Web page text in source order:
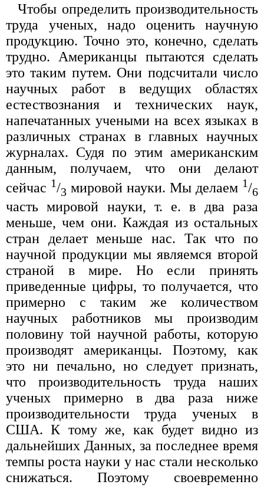
Чтобы определить производительность
труда ученых, надо оценить научную
продукцию. Точно это, конечно, сделать
трудно. Американцы пытаются сделать
это таким путем. Они подсчитали число
научных работ в ведущих областях
естествознания и технических наук,
напечатанных учеными на всех языках в
различных странах в главных научных
журналах. Судя по этим американским
данным, получаем, что они делают
сейчас 1/3 мировой науки. Мы делаем 1/6
часть мировой науки, т. е. в два раза
меньше, чем они. Каждая из остальных
стран делает меньше нас. Так что по
научной продукции мы являемся второй
страной в мире. Но если принять
приведенные цифры, то получается, что
примерно с таким же количеством
научных работников мы производим
половину той научной работы, которую
производят американцы. Поэтому, как
это ни печально, но следует признать,
что производительность труда наших
ученых примерно в два раза ниже
производительности труда ученых в
США. К тому же, как будет видно из
дальнейших Данных, за последнее время
темпы роста науки у нас стали несколько
снижаться. Поэтому своевременно